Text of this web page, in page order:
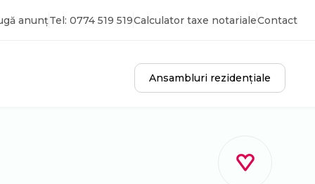
anunțTel: 0774 519 519Calculator taxe notarialeContact
Ansambluri rezidențiale